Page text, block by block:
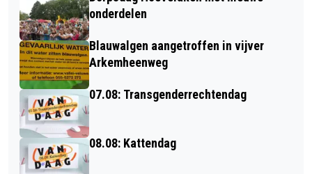
EEN NIEUW BUDDYTRAJECT
onderdelen
Blauwalgen aangetroffen in vijver
Arkemheenweg
07.08: Transgenderrechtendag
08.08: Kattendag